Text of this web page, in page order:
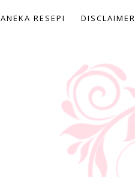
ANEKA RESEPI DISCLAIMER